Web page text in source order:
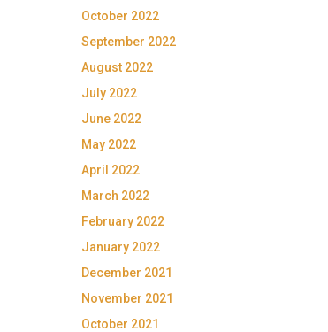
October 2022
September 2022
August 2022
July 2022
June 2022
May 2022
April 2022
March 2022
February 2022
January 2022
December 2021
November 2021
October 2021